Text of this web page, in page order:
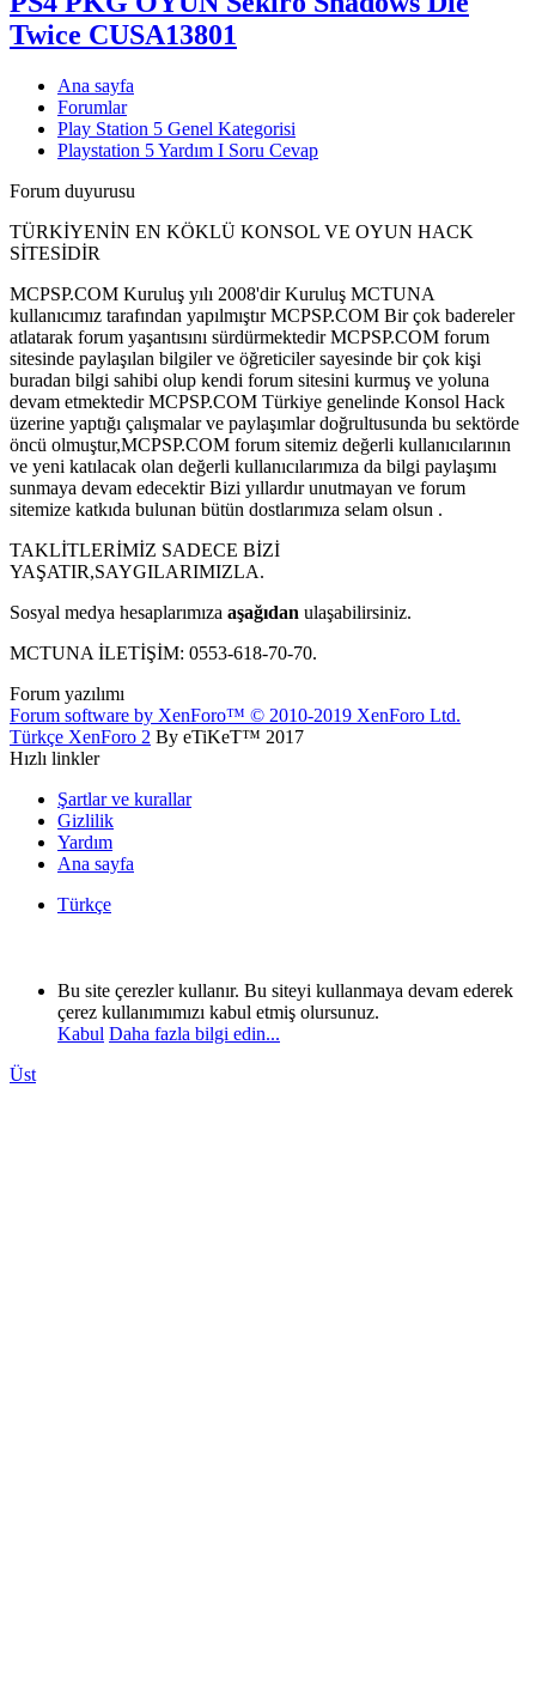
Twice CUSA13801
Ana sayfa
Forumlar
Play Station 5 Genel Kategorisi
Playstation 5 Yardım I Soru Cevap
Forum duyurusu
TÜRKİYENİN EN KÖKLÜ KONSOL VE OYUN HACK
SİTESİDİR
MCPSP.COM Kuruluş yılı 2008'dir Kuruluş MCTUNA
kullanıcımız tarafından yapılmıştır MCPSP.COM Bir çok badereler
atlatarak forum yaşantısını sürdürmektedir MCPSP.COM forum
sitesinde paylaşılan bilgiler ve öğreticiler sayesinde bir çok kişi
buradan bilgi sahibi olup kendi forum sitesini kurmuş ve yoluna
devam etmektedir MCPSP.COM Türkiye genelinde Konsol Hack
üzerine yaptığı çalışmalar ve paylaşımlar doğrultusunda bu sektörde
öncü olmuştur,MCPSP.COM forum sitemiz değerli kullanıcılarının
ve yeni katılacak olan değerli kullanıcılarımıza da bilgi paylaşımı
sunmaya devam edecektir Bizi yıllardır unutmayan ve forum
sitemize katkıda bulunan bütün dostlarımıza selam olsun .
TAKLİTLERİMİZ SADECE BİZİ
YAŞATIR,SAYGILARIMIZLA.
Sosyal medya hesaplarımıza aşağıdan ulaşabilirsiniz.
MCTUNA İLETİŞİM: 0553-618-70-70.
Forum yazılımı
Forum software by XenForo™ © 2010-2019 XenForo Ltd.
Türkçe XenForo 2 By eTiKeT™ 2017
Hızlı linkler
Şartlar ve kurallar
Gizlilik
Yardım
Ana sayfa
Türkçe
Bu site çerezler kullanır. Bu siteyi kullanmaya devam ederek
çerez kullanımımızı kabul etmiş olursunuz.
Kabul Daha fazla bilgi edin...
Üst